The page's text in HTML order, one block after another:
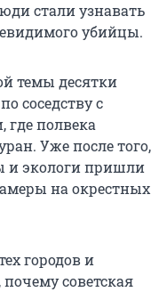
стали узнавать
убийцы.
темы десятки
соседству с
полвека
Уже после того,
и экологи пришли
на окрестных
городов и
советская